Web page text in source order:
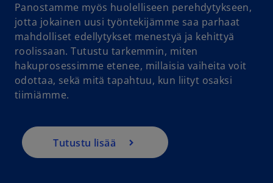
Panostamme myös huolelliseen perehdytykseen,
jotta jokainen uusi työntekijämme saa parhaat
mahdolliset edellytykset menestyä ja kehittyä
roolissaan. Tutustu tarkemmin, miten
hakuprosessimme etenee, millaisia vaiheita voit
odottaa, sekä mitä tapahtuu, kun liityt osaksi
tiimiämme.
Tutustu lisää